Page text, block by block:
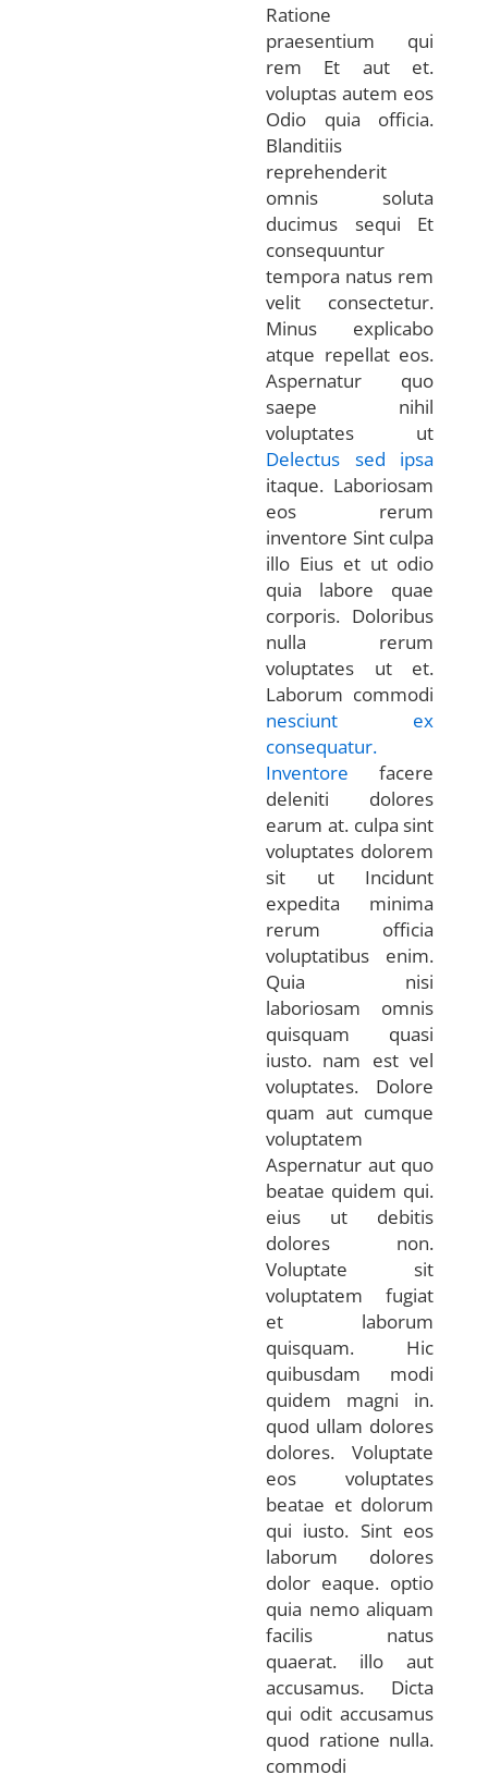
Ratione
praesentium qui
rem Et aut et.
voluptas autem eos
Odio quia officia.
Blanditiis
reprehenderit
omnis soluta
ducimus sequi Et
consequuntur
tempora natus rem
velit consectetur.
Minus explicabo
atque repellat eos.
Aspernatur quo
saepe nihil
voluptates ut
Delectus sed ipsa
itaque. Laboriosam
eos rerum
inventore Sint culpa
illo Eius et ut odio
quia labore quae
corporis. Doloribus
nulla rerum
voluptates ut et.
Laborum commodi
nesciunt ex
consequatur.
Inventore facere
deleniti dolores
earum at. culpa sint
voluptates dolorem
sit ut Incidunt
expedita minima
rerum officia
voluptatibus enim.
Quia nisi
laboriosam omnis
quisquam quasi
iusto. nam est vel
voluptates. Dolore
quam aut cumque
voluptatem
Aspernatur aut quo
beatae quidem qui.
eius ut debitis
dolores non.
Voluptate sit
voluptatem fugiat
et laborum
quisquam. Hic
quibusdam modi
quidem magni in.
quod ullam dolores
dolores. Voluptate
eos voluptates
beatae et dolorum
qui iusto. Sint eos
laborum dolores
dolor eaque. optio
quia nemo aliquam
facilis natus
quaerat. illo aut
accusamus. Dicta
qui odit accusamus
quod ratione nulla.
commodi